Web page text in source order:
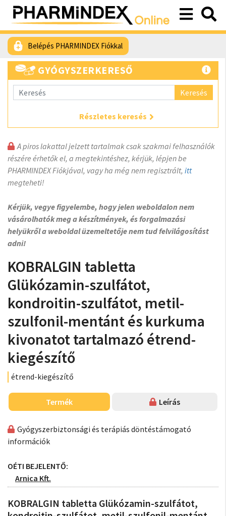
Belépés PHARMINDEX Fiókkal
GYÓGYSZERKERESŐ
Keresés
Részletes keresés
A piros lakattal jelzett tartalmak csak szakmai felhasználók
részére érhetők el, a megtekintéshez, kérjük, lépjen be
PHARMINDEX Fiókjával, vagy ha még nem regisztrált, itt
megteheti!
Kérjük, vegye figyelembe, hogy jelen weboldalon nem
vásárolhatók meg a készítmények, és forgalmazási
helyükről a weboldal üzemeltetője nem tud felvilágosítást
adni!
KOBRALGIN tabletta
Glükózamin-szulfátot,
kondroitin-szulfátot, metil-
szulfonil-mentánt és kurkuma
kivonatot tartalmazó étrend-
kiegészítő
étrend-kiegészítő
Termék Leírás
Gyógyszerbiztonsági és terápiás döntéstámogató
információk
OÉTI BEJELENTŐ:
Arnica Kft.
KOBRALGIN tabletta Glükózamin-szulfátot,